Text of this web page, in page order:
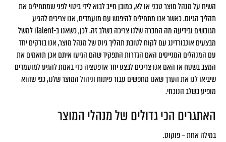
השיח על מנהל מוצר טכני או לא, כמובן חייב לבוא לידי ביטוי לפני שמתחילים את
תהליך הגיוס. כאשר אנו מתחילים להיפגש עם מועמדים, אנו צריכים להגיע
מגובשים ובידיעה מה החברה שלנו צריכה בשלב זה. לכן, כשאנו ב-iTalent למשל
מבצעים אונבורדינג עם לקוח לטובת תהליך גיוס של מנהל מוצר, אנו בודקים יחד
עם המנהלים המגייסים האם הגדרות התפקיד שהם הגיעו איתם אכן תואמים את
המצב בשטח או האם אנו צריכים לבצע יחד אדפטציה כדי באמת להגיע למועמדים
שיביאו לנו את הערך שאנו מחפשים עבור פיתוח וניהול המוצר שלנו, כפי שהוא
מופיע בשלב הנוכחי.
האתגרים הכי גדולים של מנהלי המוצר
במילה אחת – פוקוס.